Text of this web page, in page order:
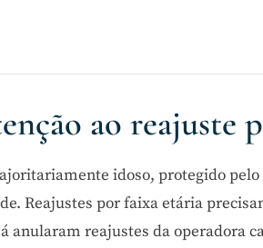
ao reajuste
idoso, protegido
Reajustes por faixa etária
anularam reajustes da operadora